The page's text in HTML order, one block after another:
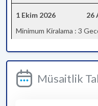
1 Ekim 2026 26
Minimum Kiralama : 3
Müsaitlik